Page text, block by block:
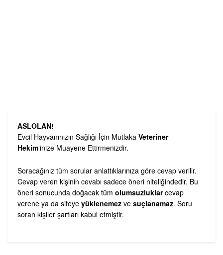
ASLOLAN!
Evcil Hayvanınızın Sağlığı İçin Mutlaka Veteriner
Hekim‘inize Muayene Ettirmenizdir.
Soracağınız tüm sorular anlattıklarınıza göre cevap verilir.
Cevap veren kişinin cevabı sadece öneri niteliğindedir. Bu
öneri sonucunda doğacak tüm olumsuzluklarcevap
verene ya da siteye yüklenemez ve suçlanamaz. Soru
soran kişiler şartları kabul etmiştir.